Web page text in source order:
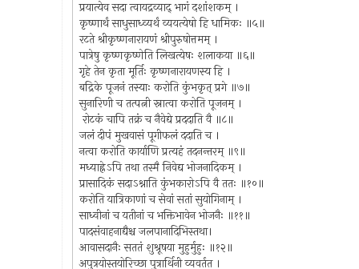
प्रयात्येव सदा त्वायद्रव्याद् भागं दशांशकम् ।
कृष्णार्थं साधुसाध्व्यर्थं व्ययत्येषो हि धामिकः ॥५॥
रटते श्रीकृष्णनारायणं श्रीपुरुषोत्तमम् ।
पात्रेषु कृष्णकृष्णेति लिखत्येषः शलाकया ॥६॥
गृहे तेन कृता मूर्तिः कृष्णनारायणस्य हि ।
बद्रिके पूजनं तस्याः करोति कुंभकृत् प्रगे ॥७॥
सुनारिणी च तत्पत्नी स्नात्वा करोति पूजनम् ।
रोटकं चापि तक्रं च नैवेद्ये प्रददाति वै ॥८॥
जलं दीपं मुखवासं पूगीफलं ददाति च ।
नत्वा करोति कार्याणि प्रत्यहं तदनन्तरम् ॥९॥
मध्याह्नेऽपि तथा तस्मै निवेद्य भोजनादिकम् ।
प्रासादिकं सदाऽश्नाति कुंभकारोऽपि वै ततः ॥१०॥
करोति यात्रिकाणां च सेवां सतां सुयोगिनाम् ।
साध्वीनां च यतीनां च भक्तिभावेन भोजनैः ॥११॥
पादसंवाहनाद्यैश्च जलपानादिभिस्तथा।
आवासदानैः सततं शुश्रूषया मुहुर्मुहुः ॥१२॥
अपुत्रयोस्तयोरिच्छा पुत्रार्थिनी व्यवर्तत ।